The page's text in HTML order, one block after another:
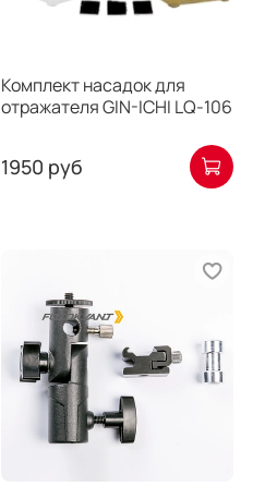
Комплект насадок для
отражателя GIN-ICHI LQ-106
1950 руб